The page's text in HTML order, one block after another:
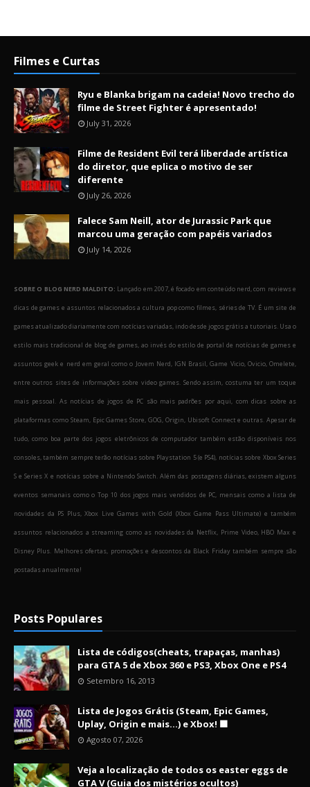
Filmes e Curtas
Ryu e Blanka brigam na cadeia! Novo trecho do
filme de Street Fighter é apresentado!
July 31, 2026
Filme de Resident Evil terá liberdade artística
do diretor, que eplica o motivo de ser
diferente
July 26, 2026
Falece Sam Neill, ator de Jurassic Park que
marcou uma geração com papéis variados
July 14, 2026
SOBRE O BLOG NERD MALDITO: Lançado em 2007, é focado em conteúdo nerd, com reviews e
dicas de games e assuntos relacionados a cultura pop como filmes, séries de TV. É um site de
games atualizado diariamente com notícias variadas, indo desde jogos grátis a tutoriais. Usa o
estilo mais tradicional de blog de games, ao invés do estilo de portal de notícias de games e
assuntos geek e nerd em geral como o Jovem Nerd, IGN Brasil, Game Vicio, Ovicio, Omelete,
entre outros sites de informações sobre video games. Sendo assim, costuma ter um toque
mais pessoal. As notícias de jogos de PC são mais padrões por aqui, com dicas sobre as
plataformas como Steam, Epic Games Store, GOG, Origin, Ubisoft Connect e outras. Apesar de
tudo, como boa parte dos jogos eletrônicos de computador também estão disponíveis nos
consoles, também sempre terão notícias sobre Playstation 5 (e PS4), notícias sobre Xbox Series
S e Series X e notícias sobre a Nintendo Switch. Além das postagens diárias, existem alguns
eventos semanais como o Top 10 dos jogos mais vendidos de PC, mensais como a lista de
novidades da PS Plus, Xbox Live Games with Gold (Xbox Game Pass Ultimate) e também
assuntos relacionados a streaming como as novidades da Netflix, Prime Video, HBO Max e
Disney Plus. Melhores ofertas, promoções e descontos da Black Friday também sempre são
postadas anualmente!
Posts Populares
Lista de códigos(cheats, trapaças, manhas)
para GTA 5 de Xbox 360 e PS3, Xbox One e PS4
Setembro 16, 2013
Lista de Jogos Grátis (Steam, Epic Games,
Uplay, Origin e mais...) e Xbox! 🟩
Agosto 07, 2026
Veja a localização de todos os easter eggs de
GTA V (Guia dos mistérios ocultos)